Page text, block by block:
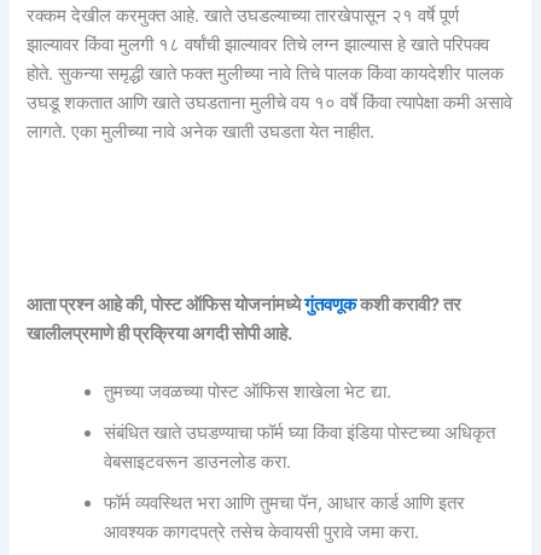
रक्कम देखील करमुक्त आहे. खाते उघडल्याच्या तारखेपासून २१ वर्षे पूर्ण
झाल्यावर किंवा मुलगी १८ वर्षांची झाल्यावर तिचे लग्न झाल्यास हे खाते परिपक्व
होते. सुकन्या समृद्धी खाते फक्त मुलीच्या नावे तिचे पालक किंवा कायदेशीर पालक
उघडू शकतात आणि खाते उघडताना मुलीचे वय १० वर्षे किंवा त्यापेक्षा कमी असावे
लागते. एका मुलीच्या नावे अनेक खाती उघडता येत नाहीत.
आता प्रश्न आहे की, पोस्ट ऑफिस योजनांमध्येगुंतवणूककशी करावी? तर
खालीलप्रमाणे ही प्रक्रिया अगदी सोपी आहे.
तुमच्या जवळच्या पोस्ट ऑफिस शाखेला भेट द्या.
संबंधित खाते उघडण्याचा फॉर्म घ्या किंवा इंडिया पोस्टच्या अधिकृत
वेबसाइटवरून डाउनलोड करा.
फॉर्म व्यवस्थित भरा आणि तुमचा पॅन, आधार कार्ड आणि इतर
आवश्यक कागदपत्रे तसेच केवायसी पुरावे जमा करा.